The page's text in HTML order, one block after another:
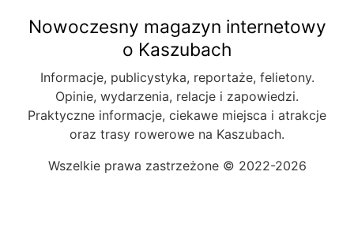
Nowoczesny magazyn internetowy
o Kaszubach
Informacje, publicystyka, reportaże, felietony.
Opinie, wydarzenia, relacje i zapowiedzi.
Praktyczne informacje, ciekawe miejsca i atrakcje
oraz trasy rowerowe na Kaszubach.
Wszelkie prawa zastrzeżone © 2022-2026